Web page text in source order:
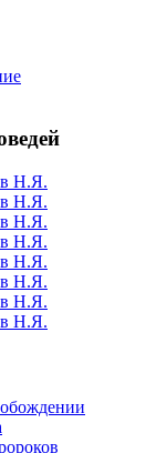
Н.Я.
Н.Я.
Н.Я.
Н.Я.
Н.Я.
Н.Я.
Н.Я.
Н.Я.